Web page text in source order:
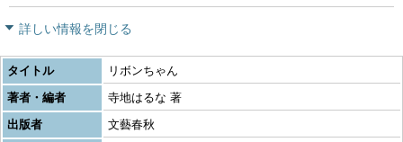
詳しい情報を閉じる
タイトル
リボンちゃん
著者・編者
寺地はるな 著
出版者
文藝春秋